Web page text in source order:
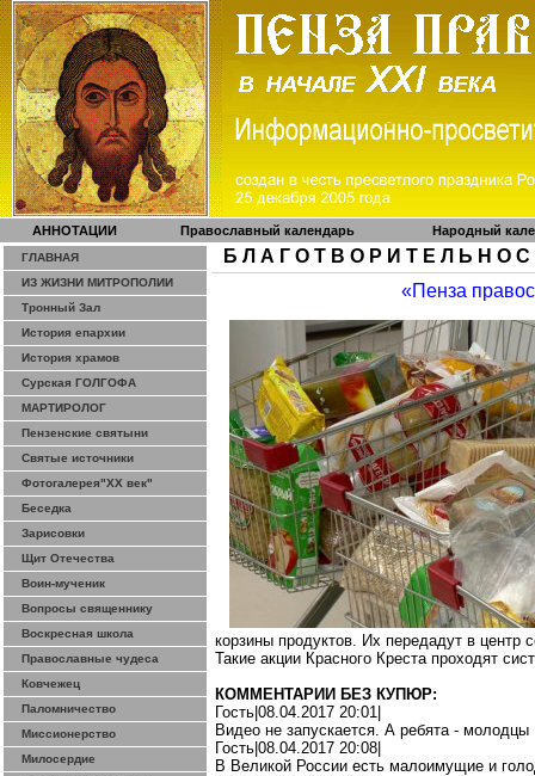
АННОТАЦИИ Православный календарь Народный
ГЛАВНАЯ
ИЗ ЖИЗНИ МИТРОПОЛИИ
Тронный Зал
История епархии
История храмов
Сурская ГОЛГОФА
МАРТИРОЛОГ
Пензенские святыни
Святые источники
Фотогалерея"ХХ век"
Беседка
Зарисовки
Щит Отечества
Воин-мученик
Вопросы священнику
Воскресная школа
Православные чудеса
Ковчежец
Паломничество
Миссионерство
Милосердие
Б Л А Г О Т В О Р И Т Е Л Ь Н О С
«Пенза
корзины продуктов. Их передадут в
Такие акции Красного Креста проходят
КОММЕНТАРИИ БЕЗ КУПЮР:
Гость|08.04.2017 20:01|
Видео не запускается. А ребята - молодцы
Гость|08.04.2017 20:08|
В Великой России есть малоимущие и